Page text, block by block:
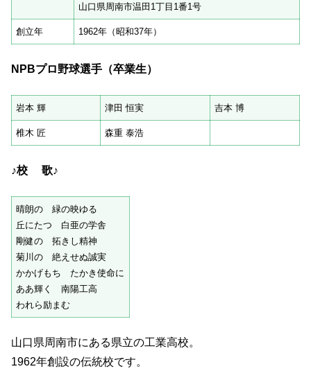
山口県周南市温田1丁目1番1号
創立年 1962年（昭和37年）
NPBプロ野球選手（卒業生）
岩本 輝 津田 恒実 吉本 博
椎木 匠 森重 泰浩
♪校 歌♪
晴朗の 緑の映ゆる
丘にたつ 白亜の学舎
剛健の 拓きし精神
菊川の 絶えせぬ誠実
かかげもち たかき使命に
ああ輝く 南陽工高
われら励まむ
山口県周南市にある県立の工業高校。
1962年創設の伝統校です。